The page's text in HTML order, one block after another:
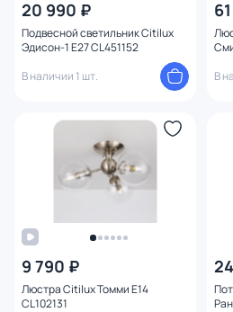
20 990 ₽
Подвесной светильник Citilux
Эдисон-1 E27 CL451152
В наличии 1 шт.
В
9 790 ₽
Люстра Citilux Томми E14
CL102131